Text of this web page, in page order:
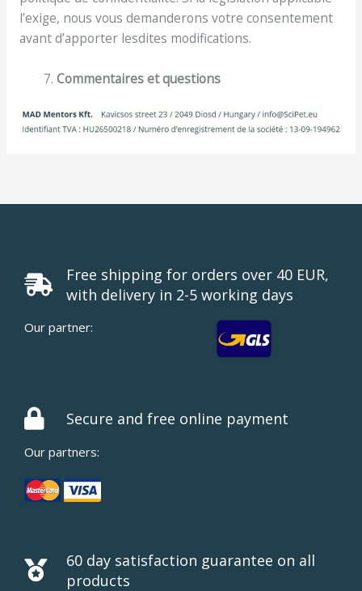
l’exige, nous vous demanderons votre consentement
avant d’apporter lesdites modifications.
Commentaires et questions
Free shipping for orders over 40 EUR,
with delivery in 2-5 working days
Our partner:
Secure and free online payment
Our partners:
60 day satisfaction guarantee on all
products